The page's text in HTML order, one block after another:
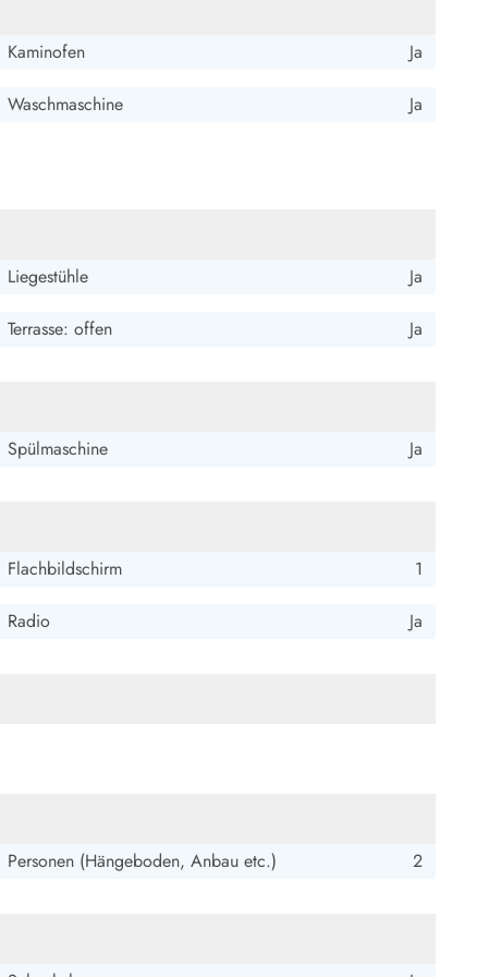
Kaminofen Ja
Waschmaschine Ja
Liegestühle Ja
Terrasse: offen Ja
Spülmaschine Ja
Flachbildschirm 1
Radio Ja
Personen (Hängeboden, Anbau etc.) 2